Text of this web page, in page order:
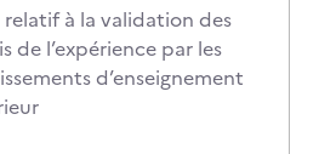
à la validation des
de l’expérience par les
d’enseignement